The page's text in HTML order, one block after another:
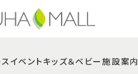
イベントキッズ＆ベビー施設案内